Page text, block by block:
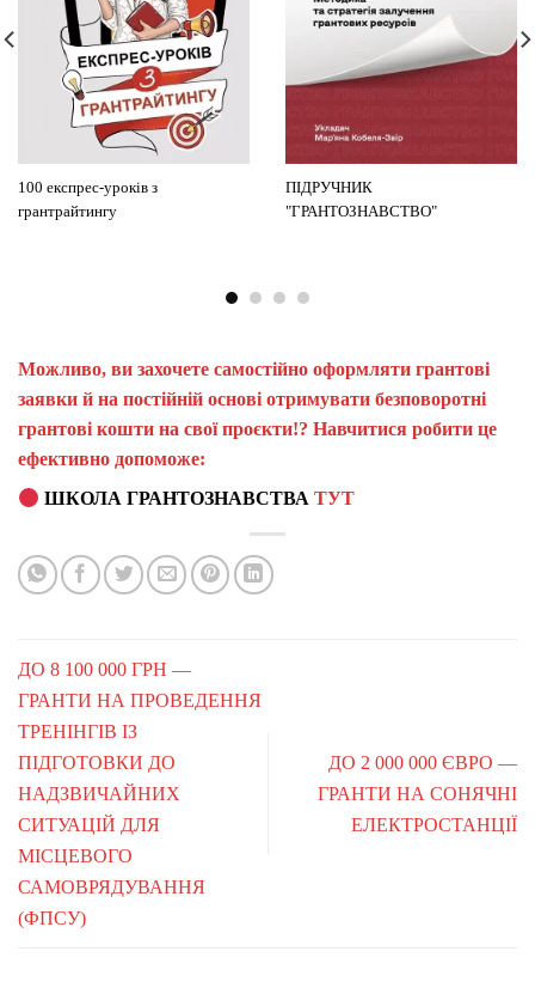
100 експрес-уроків з
грантрайтингу
ПІДРУЧНИК
"ГРАНТОЗНАВСТВО"
Можливо, ви захочете самостійно оформляти грантові
заявки й на постійній основі отримувати безповоротні
грантові кошти на свої проєкти!? Навчитися робити це
ефективно допоможе:
ШКОЛА ГРАНТОЗНАВСТВАТУТ
ДО 8 100 000 ГРН —
ГРАНТИ НА ПРОВЕДЕННЯ
ТРЕНІНГІВ ІЗ
ПІДГОТОВКИ ДО
НАДЗВИЧАЙНИХ
СИТУАЦІЙ ДЛЯ
МІСЦЕВОГО
САМОВРЯДУВАННЯ
(ФПСУ)
ДО 2 000 000 ЄВРО —
ГРАНТИ НА СОНЯЧНІ
ЕЛЕКТРОСТАНЦІЇ